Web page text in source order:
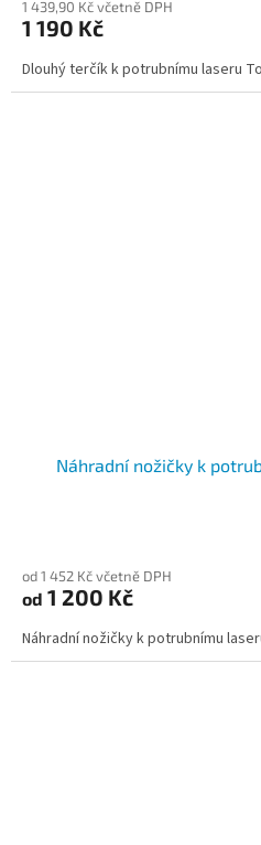
1 439,90 Kč včetně DPH
1 190 Kč
Dlouhý terčík k potrubnímu laseru
Náhradní nožičky k
od 1 452 Kč včetně DPH
od 1 200 Kč
Náhradní nožičky k potrubnímu